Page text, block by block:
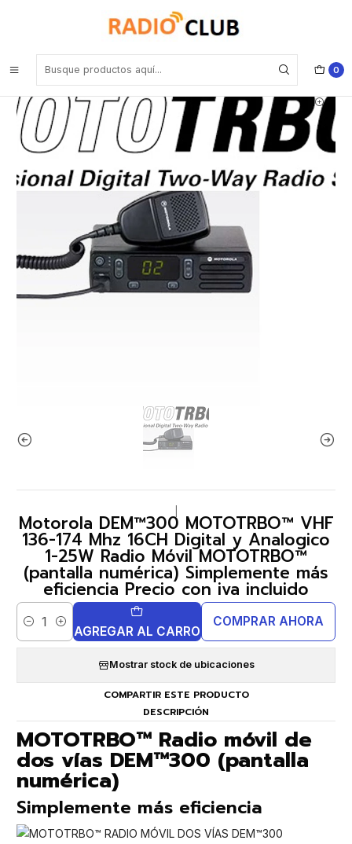
0
Motorola DEM™300 MOTOTRBO™ VHF 136-174 Mhz 16CH Digital y
Analogico 1-25W Radio Móvil MOTOTRBO™ (pantalla numérica)
Motorola DEM™300 MOTOTRBO™ VHF
136-174 Mhz 16CH Digital y Analogico
1-25W Radio Móvil MOTOTRBO™
(pantalla numérica) Simplemente más
eficiencia Precio con iva incluido
Cantidad AGREGAR AL CARRO
COMPRAR AHORA
Mostrar stock de ubicaciones
COMPARTIR ESTE PRODUCTO
DESCRIPCIÓN
MOTOTRBO™ Radio móvil de
dos vías DEM™300 (pantalla
numérica)
Simplemente más eficiencia